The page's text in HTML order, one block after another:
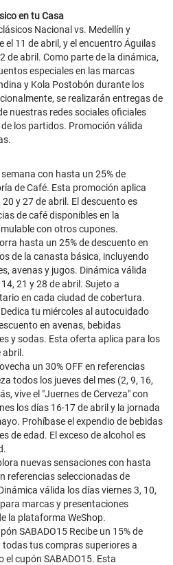
en tu Casa
Nacional vs. Medellín y
el 11 de abril, y el encuentro Águilas
de abril. Como parte de la dinámica,
especiales en las marcas
y Kola Postobón durante los
se realizarán entregas de
nuestras redes sociales oficiales
los partidos. Promoción válida
con hasta un 25% de
de Café. Esta promoción aplica
y 27 de abril. El descuento es
de café disponibles en la
con otros cupones.
hasta un 25% de descuento en
de la canasta básica, incluyendo
avenas y jugos. Dinámica válida
21 y 28 de abril. Sujeto a
en cada ciudad de cobertura.
Dedica tu miércoles al autocuidado
en avenas, bebidas
y sodas. Esta oferta aplica para los
abril.
un 30% OFF en referencias
todos los jueves del mes (2, 9, 16,
vive el "Juernes de Cerveza" con
los días 16-17 de abril y la jornada
Prohíbase el expendio de bebidas
de edad. El exceso de alcohol es
nuevas sensaciones con hasta
referencias seleccionadas de
válida los días viernes 3, 10,
marcas y presentaciones
la plataforma WeShop.
SABADO15 Recibe un 15% de
tus compras superiores a
el cupón SABADO15. Esta